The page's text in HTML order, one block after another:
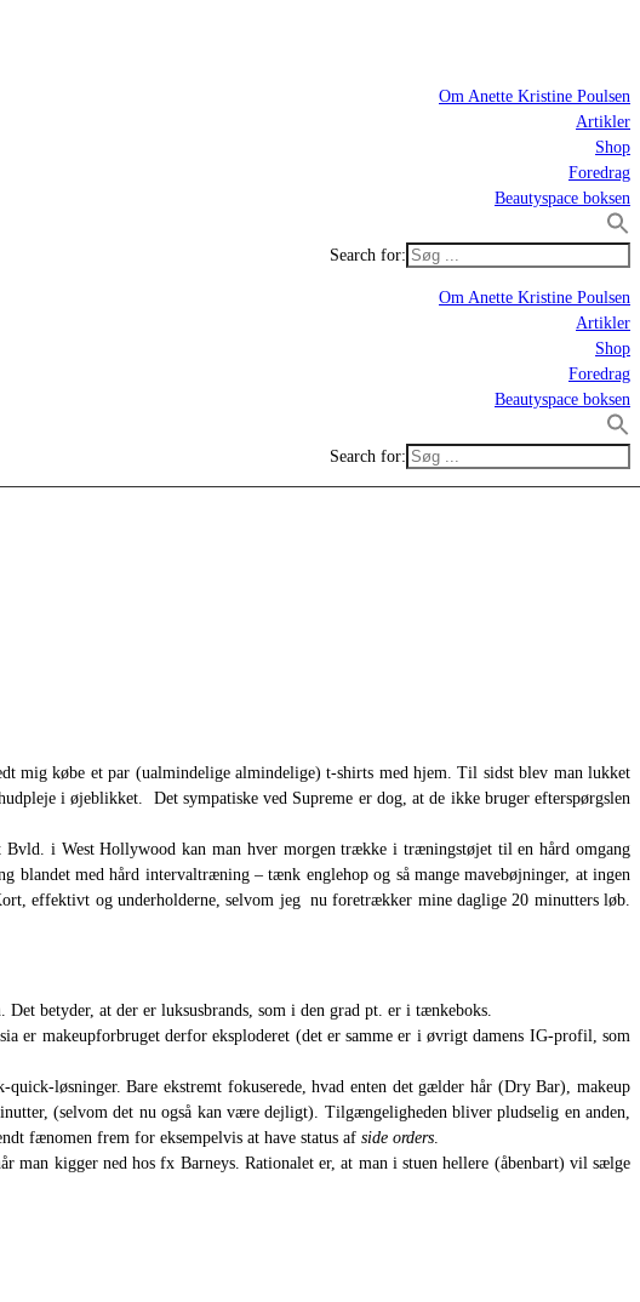
Om Anette Kristine Poulsen
Artikler
Shop
Foredrag
Beautyspace boksen
Search for:
Om Anette Kristine Poulsen
Artikler
Shop
Foredrag
Beautyspace boksen
Search for:
mig købe et par (ualmindelige almindelige) t-shirts med hjem. Til sidst blev man lukket
i øjeblikket. Det sympatiske ved Supreme er dog, at de ikke bruger efterspørgslen
Bvld. i West Hollywood kan man hver morgen trække i træningstøjet til en hård omgang
blandet med hård intervaltræning – tænk englehop og så mange mavebøjninger, at ingen
effektivt og underholderne, selvom jeg nu foretrækker mine daglige 20 minutters løb.
betyder, at der er luksusbrands, som i den grad pt. er i tænkeboks.
er makeupforbruget derfor eksploderet (det er samme er i øvrigt damens IG-profil, som
løsninger. Bare ekstremt fokuserede, hvad enten det gælder hår (Dry Bar), makeup
(selvom det nu også kan være dejligt). Tilgængeligheden bliver pludselig en anden,
fænomen frem for eksempelvis at have status af side orders
kigger ned hos fx Barneys. Rationalet er, at man i stuen hellere (åbenbart) vil sælge